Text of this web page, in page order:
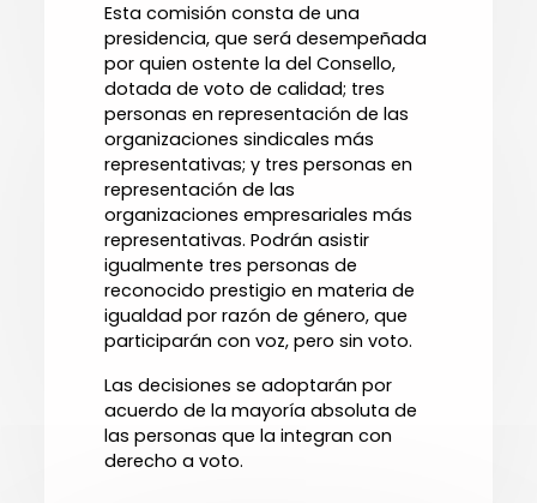
Esta comisión consta de una
presidencia, que será desempeñada
por quien ostente la del Consello,
dotada de voto de calidad; tres
personas en representación de las
organizaciones sindicales más
representativas; y tres personas en
representación de las
organizaciones empresariales más
representativas. Podrán asistir
igualmente tres personas de
reconocido prestigio en materia de
igualdad por razón de género, que
participarán con voz, pero sin voto.
Las decisiones se adoptarán por
acuerdo de la mayoría absoluta de
las personas que la integran con
derecho a voto.